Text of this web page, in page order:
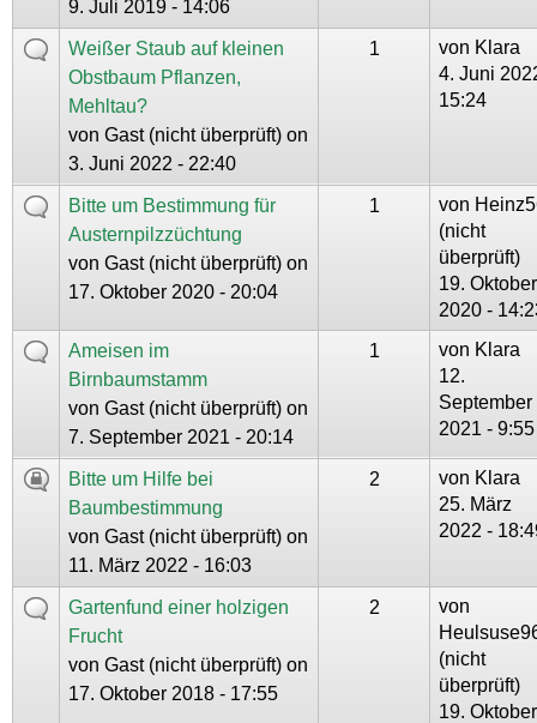
9. Juli 2019 - 14:06
Weißer Staub auf kleinen
Obstbaum Pflanzen,
Mehltau?
von Gast (nicht überprüft) on
3. Juni 2022 - 22:40
1 von Klara
4. Juni
15:24
Bitte um Bestimmung für
Austernpilzzüchtung
von Gast (nicht überprüft) on
17. Oktober 2020 - 20:04
1 von
(nicht
überprüft)
19. Oktober
2020 -
Ameisen im
Birnbaumstamm
von Gast (nicht überprüft) on
7. September 2021 - 20:14
1 von Klara
12.
September
2021 - 9:55
Bitte um Hilfe bei
Baumbestimmung
von Gast (nicht überprüft) on
11. März 2022 - 16:03
2 von Klara
25. März
2022 -
Gartenfund einer holzigen
Frucht
von Gast (nicht überprüft) on
17. Oktober 2018 - 17:55
2
von
(nicht
überprüft)
19. Oktober